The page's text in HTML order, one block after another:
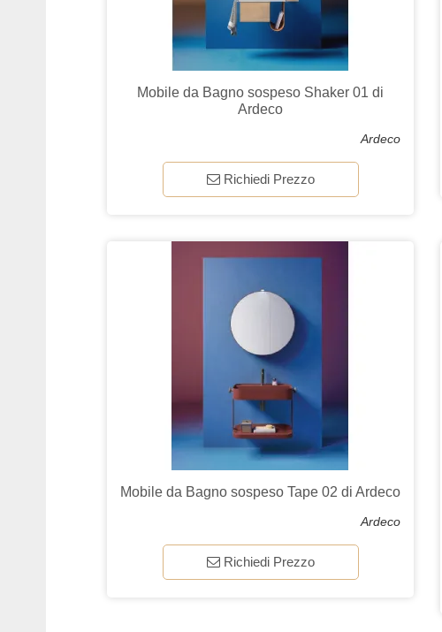
Mobile da Bagno sospeso Shaker 01 di
Ardeco
Ardeco
Richiedi Prezzo
Mobile da Bagno sospeso Tape 02 di Ardeco
Ardeco
Richiedi Prezzo